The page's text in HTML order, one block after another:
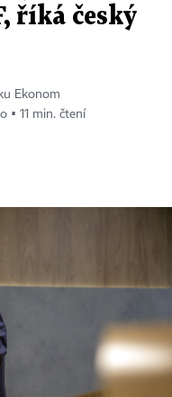
říká český
Ekonom
▪ 11 min. čtení